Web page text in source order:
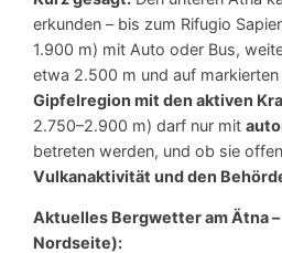
erkunden – bis zum Rifugio
1.900 m) mit Auto oder Bus,
etwa 2.500 m und auf markierten
Gipfelregion mit den aktiven
2.750–2.900 m) darf nur mit
betreten werden, und ob sie
Vulkanaktivität und den
Aktuelles Bergwetter am Ätna
Nordseite):